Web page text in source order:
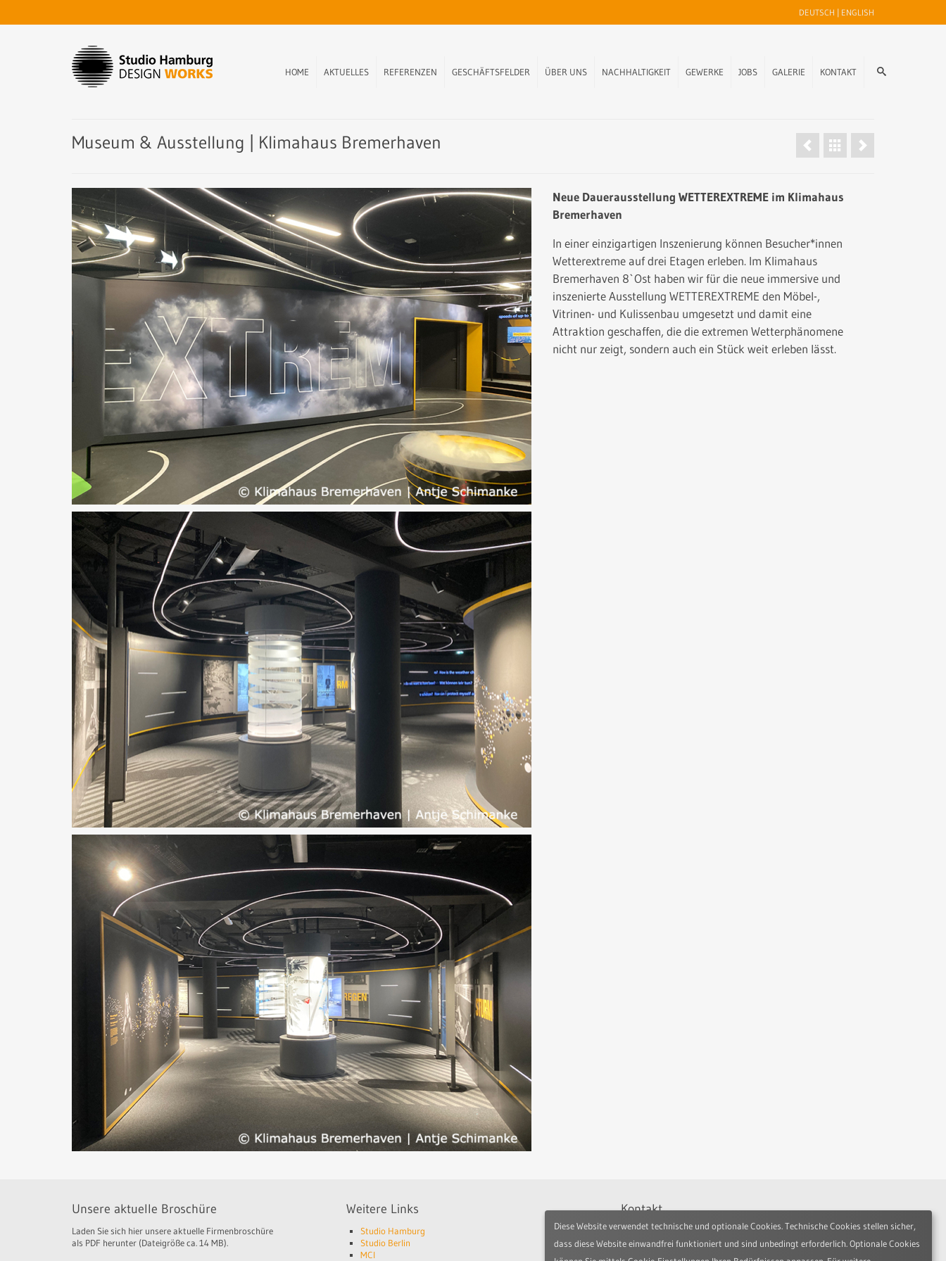
DEUTSCH | ENGLISH
HOME AKTUELLES REFERENZEN GESCHÄFTSFELDER ÜBER UNS NACHHALTIGKEIT GEWERKE JOBS GALERIE KONTAKT
Museum & Ausstellung | Klimahaus Bremerhaven
Neue Dauerausstellung WETTEREXTREME im Klimahaus
Bremerhaven
In einer einzigartigen Inszenierung können Besucher*innen
Wetterextreme auf drei Etagen erleben. Im Klimahaus
Bremerhaven 8`Ost haben wir für die neue immersive und
inszenierte Ausstellung WETTEREXTREME den Möbel-,
Vitrinen- und Kulissenbau umgesetzt und damit eine
Attraktion geschaffen, die die extremen Wetterphänomene
nicht nur zeigt, sondern auch ein Stück weit erleben lässt.
Unsere aktuelle Broschüre
Laden Sie sich hier unsere aktuelle Firmenbroschüre
als PDF herunter (Dateigröße ca. 14 MB).
Weitere Links
Studio Hamburg
Studio Berlin
MCI
Kontakt
Studio Hamburg Design Works GmbH
Jenfelder Allee 80
Diese Website verwendet technische und optionale Cookies. Technische Cookies stellen sicher,
dass diese Website einwandfrei funktioniert und sind unbedingt erforderlich. Optionale Cookies